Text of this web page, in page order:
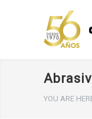
YOU ARE